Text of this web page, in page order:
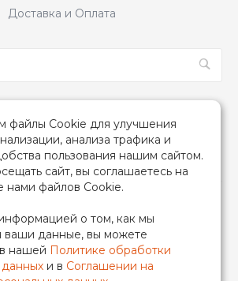
Доставка и Оплата
Инженерная сантехника, Все права
защищены
Надежда Николаевна
319500700011740
файлы Cookie для улучшения
анализа трафика и
пользования нашим сайтом.
сайт, вы соглашаетесь на
нами файлов Cookie.
о том, как мы
ваши данные, вы можете
нашей Политике обработки
и в Соглашении на